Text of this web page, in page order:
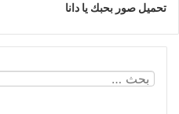
تحميل صور بحبك يا دانا